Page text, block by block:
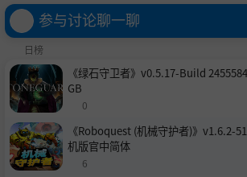
参与讨论聊一聊
日榜
《绿石守卫者》v0.5.17-Build
GB
0
《Roboquest (机械守护者)》v1.6.2-
机版官中简体
6